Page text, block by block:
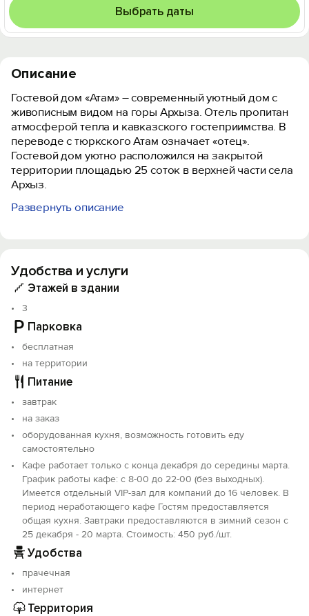
Выбрать даты
Описание
Гостевой дом «Атам» – современный уютный дом с
живописным видом на горы Архыза. Отель пропитан
атмосферой тепла и кавказского гостеприимства. В
переводе с тюркского Атам означает «отец».
Гостевой дом уютно расположился на закрытой
территории площадью 25 соток в верхней части села
Архыз.
Гостям предлагается проживание в 12
оснащены всем необходимым для комфортного
проживания и отличного отдыха. С общeй тepрасы
изумительный вид на величественные горы Архыза.
У каждого домика имеется просторная веранда и
собственный мангал. Исключение - домик «Прованс»,
у него своя беседка с мангалом. Зона барбекю отеля
оборудована мангалами и открытыми беседками.
Гости могут порадовать себя и близких
великолепными деликатесами «с дымком» абсолютно
бесплатно. В 10 м от нашего гостевого дома
находится небольшой банный комплекс.
К услугам гостей: просторная автостоянка, общие
зоны отдыха, WI-FI на всей территории, услуги
прачечной, утюг и гладильная доска (по запросу).
Имеется комната для сушки и хранения
спортинвентаря.
В зимний сезон с 8:00 до 22:00 для гостей «Атам» и
эко-домиков «Седой Архыз» работает кафе,
предоставляются комплексные завтраки. Наше меню
богато традиционными кавказскими блюдами,
привычной европейской кухней, вкусными десертами
Развернуть описание
Удобства и услуги
Этажей в здании
3
Парковка
бесплатная
на территории
Питание
завтрак
на заказ
оборудованная кухня, возможность готовить еду
самостоятельно
Кафе работает только с конца декабря до середины марта.
График работы кафе: с 8-00 до 22-00 (без выходных).
Имеется отдельный VIP-зал для компаний до 16 человек. В
период неработающего кафе Гостям предоставляется
общая кухня. Завтраки предоставляются в зимний сезон с
25 декабря - 20 марта. Стоимость: 450 руб./шт.
Удобства
прачечная
интернет
Территория